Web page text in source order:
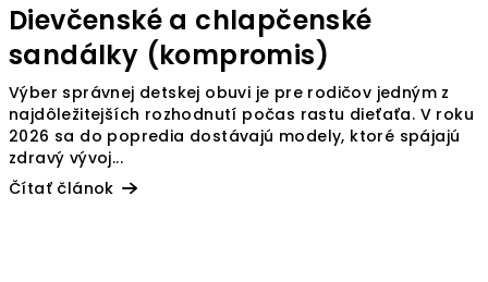
Dievčenské a chlapčenské
sandálky (kompromis)
Výber správnej detskej obuvi je pre rodičov jedným z
najdôležitejších rozhodnutí počas rastu dieťaťa. V roku
2026 sa do popredia dostávajú modely, ktoré spájajú
zdravý vývoj...
Čítať článok